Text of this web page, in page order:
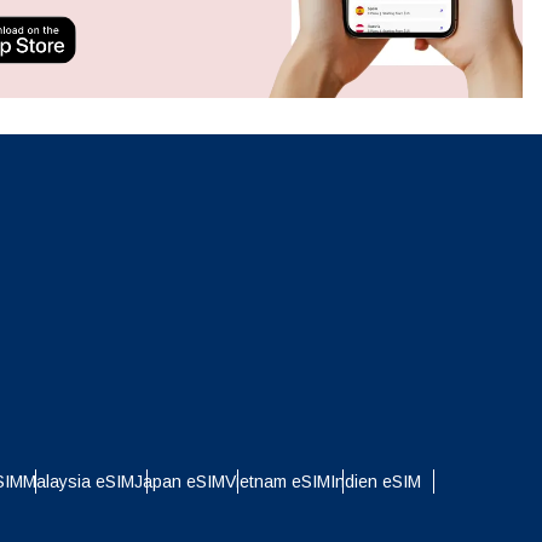
Malaysia eSIMJapan eSIMVietnam eSIMIndien eSIM